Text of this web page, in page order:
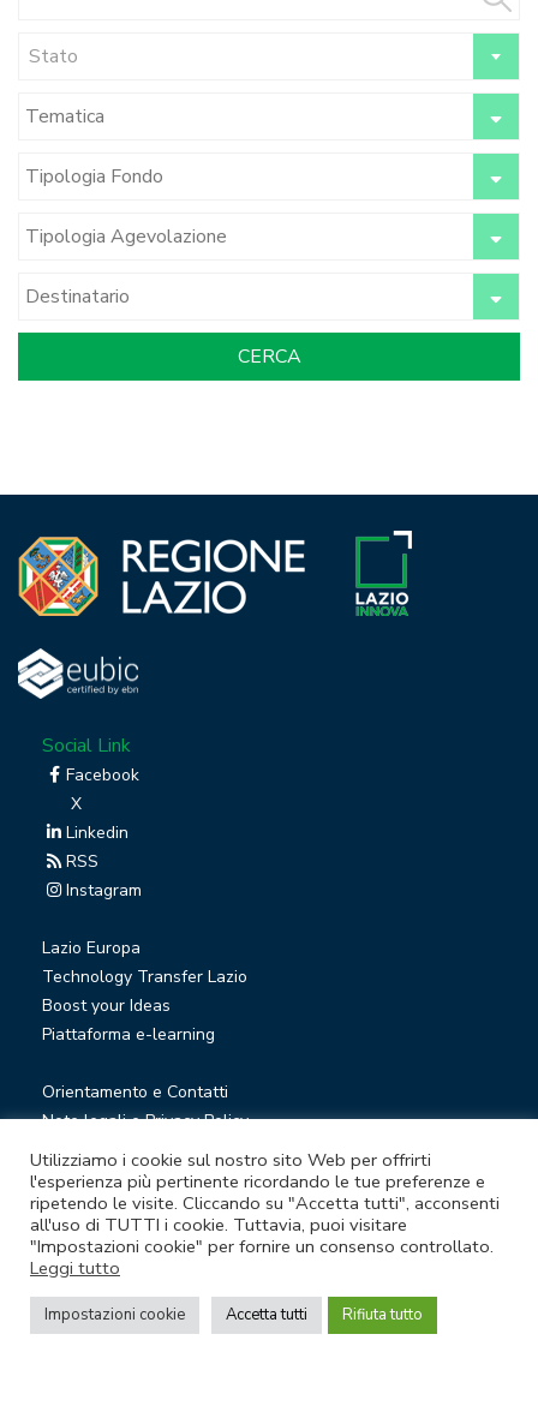
Stato
Social Link
Facebook
X
Linkedin
RSS
Instagram
Lazio Europa
Technology Transfer Lazio
Boost your Ideas
Piattaforma e-learning
Orientamento e Contatti
Note legali e Privacy Policy
Privacy Newsletter
Società trasparente
Whistleblowing
© Lazio Innova S.p.A. società soggetta a direzione e
coordinamento della Regione Lazio
Sede legale Via Marco Aurelio 26 A - 00184 Roma
Utilizziamo i cookie sul nostro sito Web per offrirti
l'esperienza più pertinente ricordando le tue preferenze e
ripetendo le visite. Cliccando su "Accetta tutti", acconsenti
all'uso di TUTTI i cookie. Tuttavia, puoi visitare
"Impostazioni cookie" per fornire un consenso controllato.
Leggi tutto
Impostazioni cookie Accetta tutti Rifiuta tutto